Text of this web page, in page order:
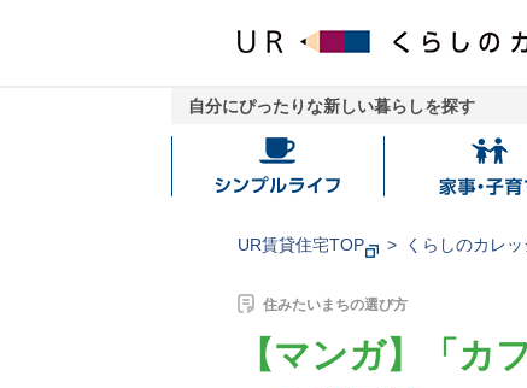
自分にぴったりな新しい暮らしを探す
シ
プ
フ
家
子
UR賃貸住宅TOP くらしのカレッ
住みたいまちの選び方
【マンガ】「カ